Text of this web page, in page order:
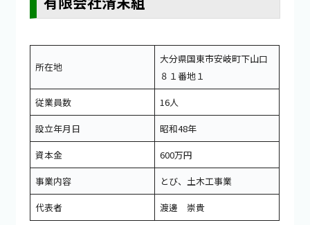
所在地
大分県国東市安岐町下山口
８１番地１
従業員数
16人
設立年月日
昭和48年
資本金
600万円
事業内容
とび、土木工事業
代表者
渡邊 崇貴